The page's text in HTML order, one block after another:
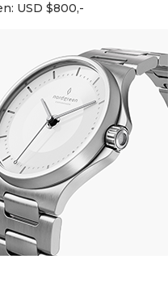
USD $800,-